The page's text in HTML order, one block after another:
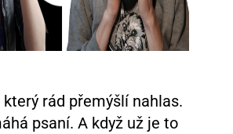
rád přemýšlí nahlas.
psaní. A když už je to